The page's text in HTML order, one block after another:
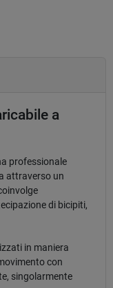
a
professionale
attraverso un
di bicipiti,
in maniera
con
singolarmente